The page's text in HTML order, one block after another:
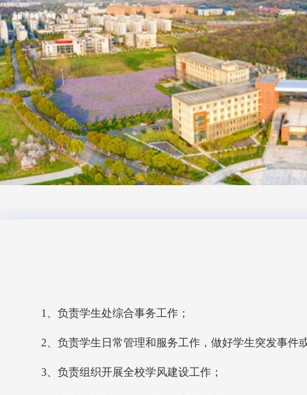
1 、负责学生处综合事务工作；
2 、负责学生日常管理和服务工作，做好学生突发事件
3 、负责组织开展全校学风建设工作；